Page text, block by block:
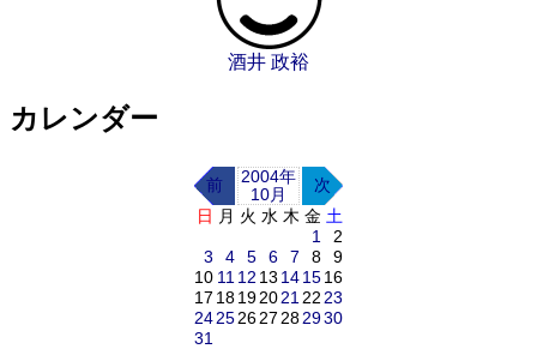
酒井 政裕
カレンダー
前
2004年
10月
次
日 月 火 水 木 金 土
1
2
3
4 5 6 7 8
9
10 11 12 13 141516
17 18192021 22 23
24252627 282930
31